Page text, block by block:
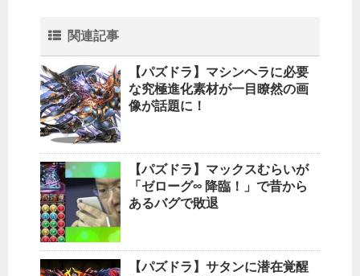
関連記事
【パズドラ】マシンヘラに必要
な究極進化素材が一目瞭然の画
像が話題に！
【パズドラ】マックスむらいが
「ゼローグ∞ 降臨！」で昔から
あるバグで敗退
【パズドラ】サタンに潜在覚醒